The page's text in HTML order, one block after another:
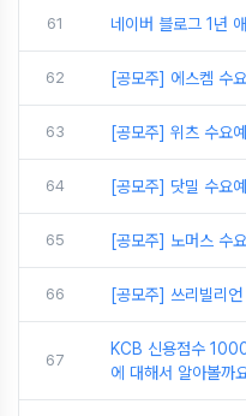
61 네이버 블로그 1년
62 [공모주] 에스켐 수
63 [공모주] 위츠 수요
64 [공모주] 닷밀 수요
65 [공모주] 노머스 수
66 [공모주] 쓰리빌리
67
KCB 신용점수
에 대해서 알아볼까